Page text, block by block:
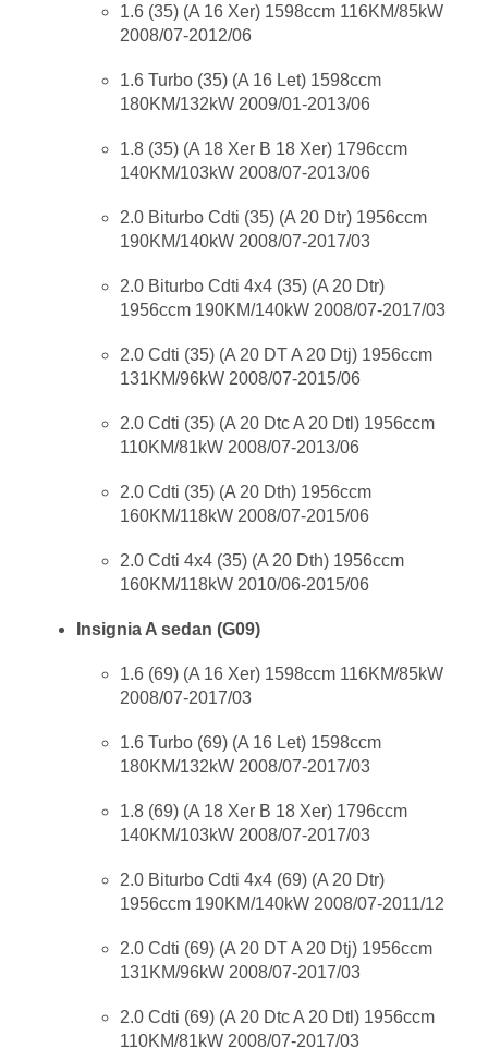
1.6 (35) (A 16 Xer) 1598ccm 116KM/85kW
2008/07-2012/06
1.6 Turbo (35) (A 16 Let) 1598ccm
180KM/132kW 2009/01-2013/06
1.8 (35) (A 18 Xer B 18 Xer) 1796ccm
140KM/103kW 2008/07-2013/06
2.0 Biturbo Cdti (35) (A 20 Dtr) 1956ccm
190KM/140kW 2008/07-2017/03
2.0 Biturbo Cdti 4x4 (35) (A 20 Dtr)
1956ccm 190KM/140kW 2008/07-2017/03
2.0 Cdti (35) (A 20 DT A 20 Dtj) 1956ccm
131KM/96kW 2008/07-2015/06
2.0 Cdti (35) (A 20 Dtc A 20 Dtl) 1956ccm
110KM/81kW 2008/07-2013/06
2.0 Cdti (35) (A 20 Dth) 1956ccm
160KM/118kW 2008/07-2015/06
2.0 Cdti 4x4 (35) (A 20 Dth) 1956ccm
160KM/118kW 2010/06-2015/06
Insignia A sedan (G09)
1.6 (69) (A 16 Xer) 1598ccm 116KM/85kW
2008/07-2017/03
1.6 Turbo (69) (A 16 Let) 1598ccm
180KM/132kW 2008/07-2017/03
1.8 (69) (A 18 Xer B 18 Xer) 1796ccm
140KM/103kW 2008/07-2017/03
2.0 Biturbo Cdti 4x4 (69) (A 20 Dtr)
1956ccm 190KM/140kW 2008/07-2011/12
2.0 Cdti (69) (A 20 DT A 20 Dtj) 1956ccm
131KM/96kW 2008/07-2017/03
2.0 Cdti (69) (A 20 Dtc A 20 Dtl) 1956ccm
110KM/81kW 2008/07-2017/03